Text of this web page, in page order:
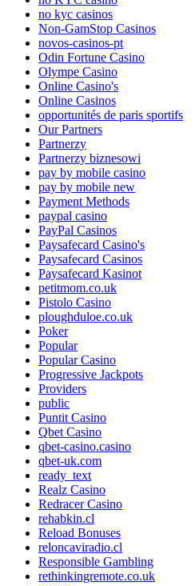
no kyc casinos
Non-GamStop Casinos
novos-casinos-pt
Odin Fortune Casino
Olympe Casino
Online Casino's
Online Casinos
opportunités de paris sportifs
Our Partners
Partnerzy
Partnerzy biznesowi
pay by mobile casino
pay by mobile new
Payment Methods
paypal casino
PayPal Casinos
Paysafecard Casino's
Paysafecard Casinos
Paysafecard Kasinot
petitmom.co.uk
Pistolo Casino
ploughduloe.co.uk
Poker
Popular
Popular Casino
Progressive Jackpots
Providers
public
Puntit Casino
Qbet Casino
qbet-casino.casino
qbet-uk.com
ready_text
Realz Casino
Redracer Casino
rehabkin.cl
Reload Bonuses
reloncaviradio.cl
Responsible Gambling
rethinkingremote.co.uk